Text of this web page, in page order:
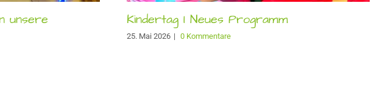
unsere
Kindertag I Neues Programm
25. Mai 2026 | 0 Kommentare